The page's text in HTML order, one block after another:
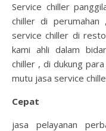
Service chiller
chiller di
service chiller di
kami ahli dalam
chiller , di dukung
mutu jasa service
Cepat
jasa pelayanan